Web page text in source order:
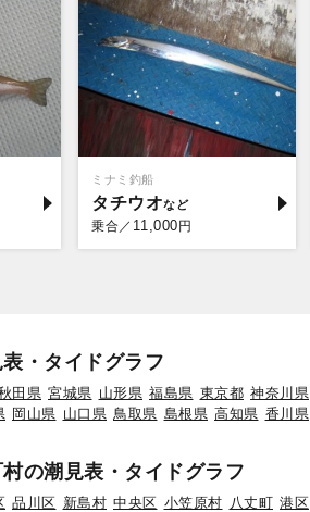
ミナミ釣船
タチウオ
乗合／ 11,000 円
・タイドグラフ
田県 宮城県 山形県 福島県 東京都 神奈川県
岡山県 山口県 鳥取県 島根県 高知県 香川県
の潮見表・タイドグラフ
品川区 新島村 中央区 小笠原村 八丈町 港区